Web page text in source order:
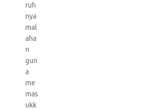
ruh
nya
mal
aha
n
gun
a
me
mas
ukk